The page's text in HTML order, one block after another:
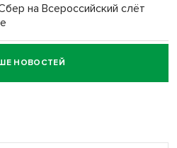
на Всероссийский слёт
обеспечит
ЕДГ в Новосибирской
НОВОСТЕЙ